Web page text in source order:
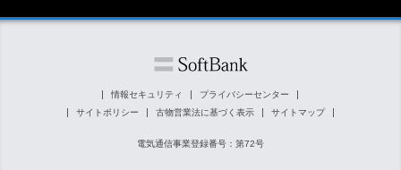
情報セキュリティ
プライバシーセンター
サイトポリシー
古物営業法に基づく表示 サイトマップ
電気通信事業登録番号：第72号